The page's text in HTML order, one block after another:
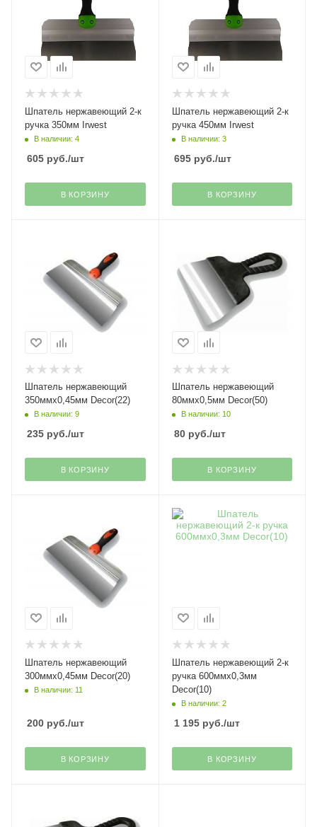
Шпатель нержавеющий 2-к
ручка 350мм Irwest
В наличии: 4
605 руб./шт
В КОРЗИНУ
Шпатель нержавеющий 2-к
ручка 450мм Irwest
В наличии: 3
695руб./шт
В КОРЗИНУ
Шпатель нержавеющий
350ммх0,45мм Decor(22)
В наличии: 9
235 руб./шт
В КОРЗИНУ
Шпатель нержавеющий
80ммх0,5мм Decor(50)
В наличии: 10
80руб./шт
В КОРЗИНУ
Шпатель нержавеющий
300ммх0,45мм Decor(20)
В наличии: 11
200 руб./шт
В КОРЗИНУ
Шпатель нержавеющий 2-к
ручка 600ммх0,3мм
Decor(10)
В наличии: 2
1 195руб./шт
В КОРЗИНУ